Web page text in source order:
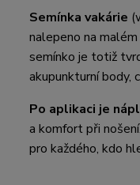
Semínka vakárie
nalepeno na
semínko je totiž
akupunkturní body,
Po aplikaci je
a komfort při
pro každého, kdo